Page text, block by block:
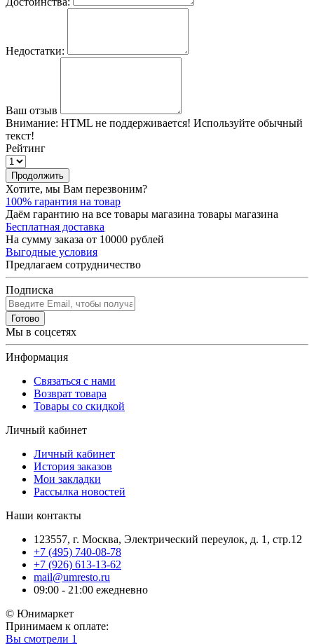
Недостатки:
Ваш отзыв
Внимание: HTML не поддерживается! Используйте обычный
текст!
Рейтинг
Продолжить
Хотите, мы Вам перезвоним?
100% гарантия на товар
Даём гарантию на все товары магазина товары магазина
Бесплатная доставка
На сумму заказа от 10000 рублей
Выгодные условия
Предлагаем сотрудничество
Подписка
Готово
Мы в соцсетях
Информация
Связаться с нами
Возврат товара
Товары со скидкой
Личный кабинет
Личный кабинет
История заказов
Мои закладки
Рассылка новостей
Наши контакты
123557, г. Москва, Электрический переулок, д. 1, стр.12
+7 (495) 740-08-78
+7 (926) 613-13-62
mail@umresto.ru
09:00 - 21:00 ежедневно
© Юнимаркет
Принимаем к оплате:
Вы смотрели 1